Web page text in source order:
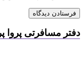
دفتر مسافرتی پروا